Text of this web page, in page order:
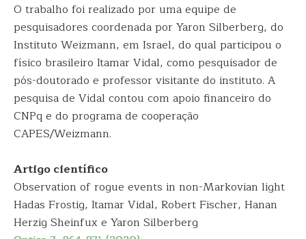
O trabalho foi realizado por uma equipe de
pesquisadores coordenada por Yaron Silberberg, do
Instituto Weizmann, em Israel, do qual participou o
físico brasileiro Itamar Vidal, como pesquisador de
pós-doutorado e professor visitante do instituto. A
pesquisa de Vidal contou com apoio financeiro do
CNPq e do programa de cooperação
CAPES/Weizmann.
Artigo científico
Observation of rogue events in non-Markovian light
Hadas Frostig, Itamar Vidal, Robert Fischer, Hanan
Herzig Sheinfux e Yaron Silberberg